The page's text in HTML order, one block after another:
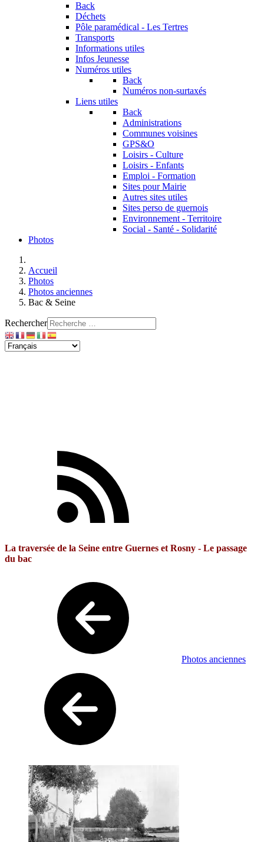
Back
Déchets
Pôle paramédical - Les Tertres
Transports
Informations utiles
Infos Jeunesse
Numéros utiles
Back
Numéros non-surtaxés
Liens utiles
Back
Administrations
Communes voisines
GPS&O
Loisirs - Culture
Loisirs - Enfants
Emploi - Formation
Sites pour Mairie
Autres sites utiles
Sites perso de guernois
Environnement - Territoire
Social - Santé - Solidarité
Photos
Accueil
Photos
Photos anciennes
Bac & Seine
Rechercher
La traversée de la Seine entre Guernes et Rosny - Le passage
du bac
Photos anciennes